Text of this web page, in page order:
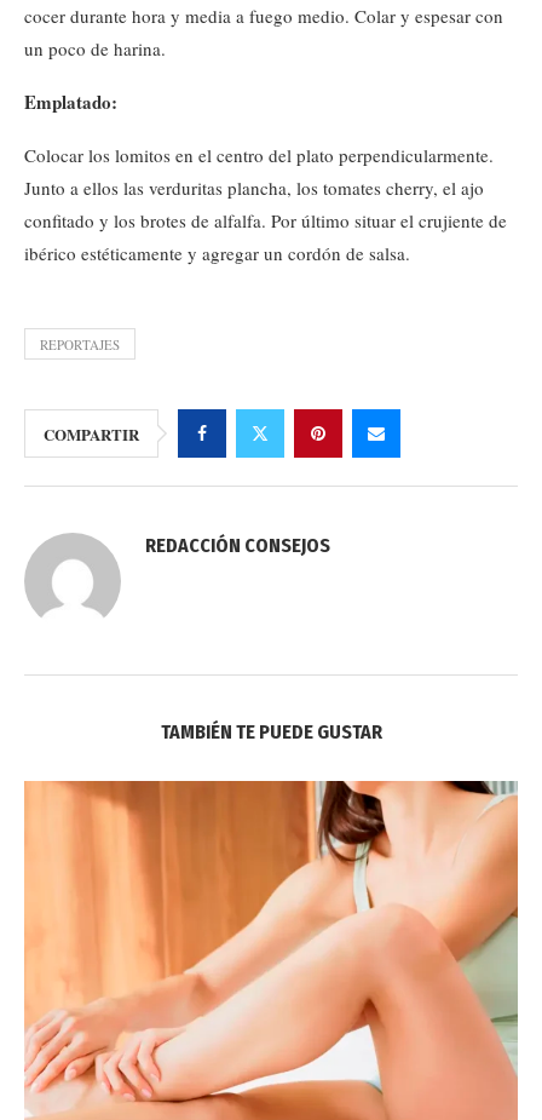
cocer durante hora y media a fuego medio. Colar y espesar con
un poco de harina.
Emplatado:
Colocar los lomitos en el centro del plato perpendicularmente.
Junto a ellos las verduritas plancha, los tomates cherry, el ajo
confitado y los brotes de alfalfa. Por último situar el crujiente de
ibérico estéticamente y agregar un cordón de salsa.
REPORTAJES
COMPARTIR
REDACCIÓN CONSEJOS
TAMBIÉN TE PUEDE GUSTAR